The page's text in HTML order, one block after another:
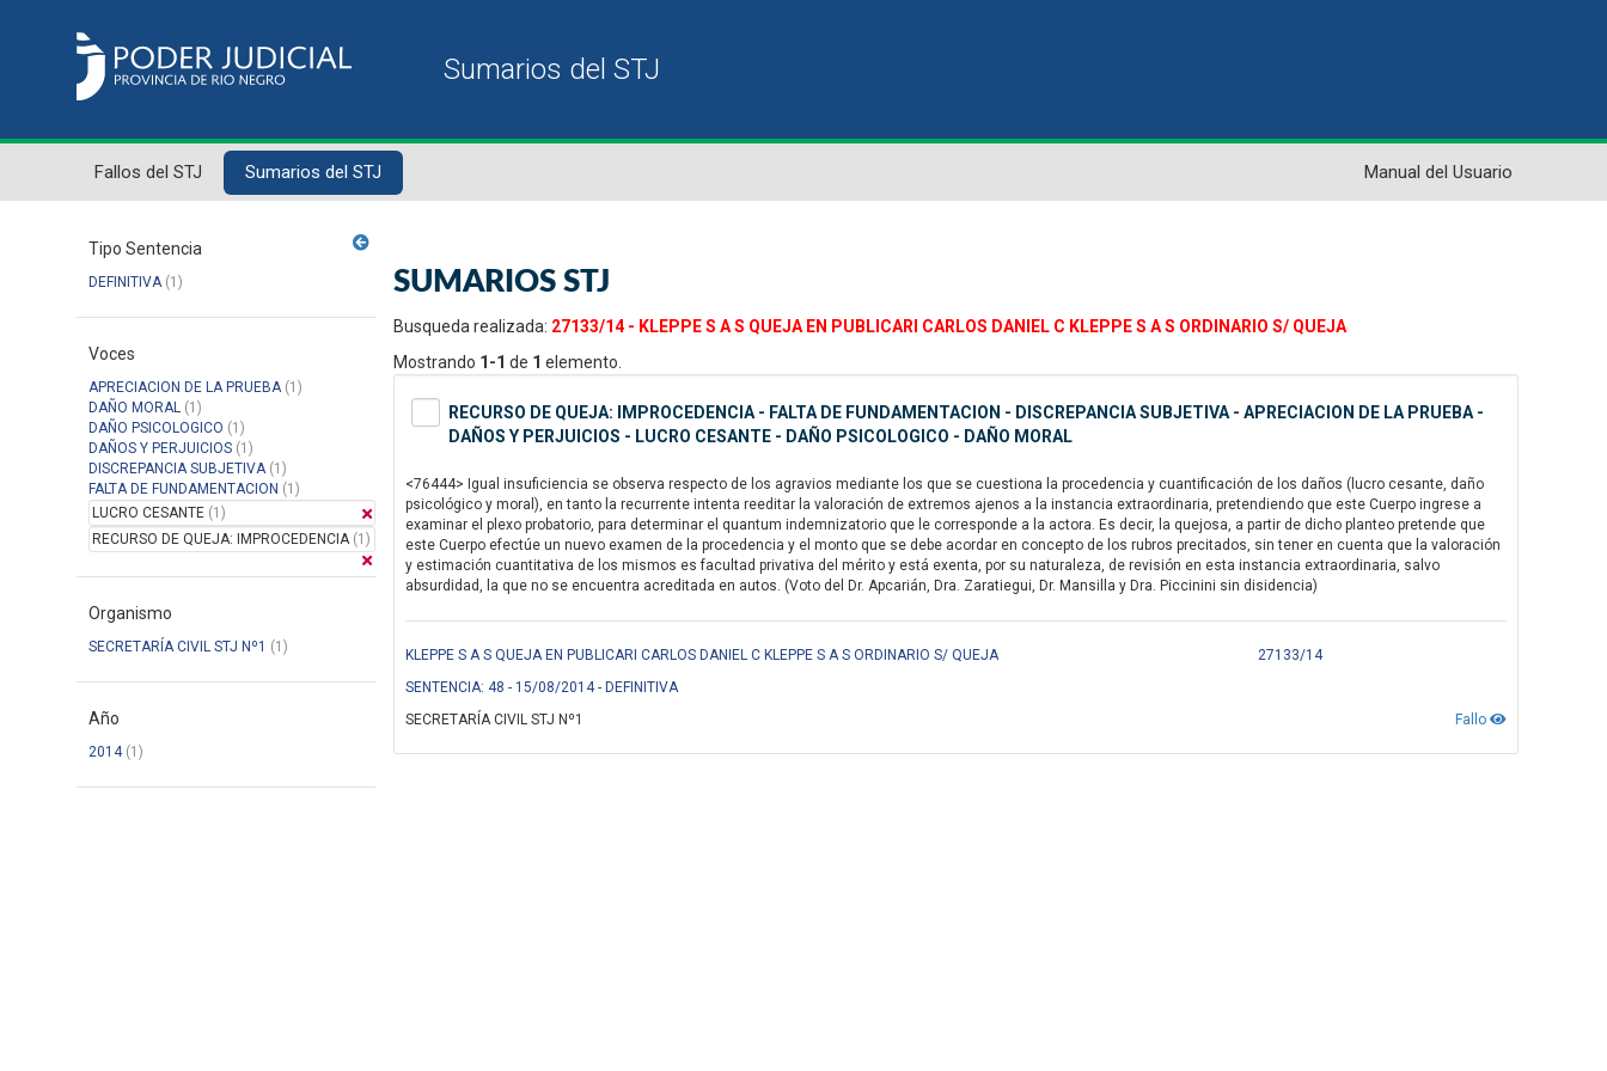
Fallos del STJ Sumarios del STJ Manual del Usuario
Tipo Sentencia
DEFINITIVA(1)
Voces
APRECIACION DE LA PRUEBA(1)
DAÑO MORAL (1)
DAÑO PSICOLOGICO (1)
DAÑOS Y PERJUICIOS (1)
DISCREPANCIA SUBJETIVA(1)
FALTA DE FUNDAMENTACION (1)
LUCRO CESANTE (1)
RECURSO DE QUEJA: IMPROCEDENCIA(1)
Organismo
SECRETARÍA CIVIL STJ Nº1 (1)
Año
2014(1)
SUMARIOS STJ
Busqueda realizada: 27133/14 - KLEPPE S A S QUEJA EN PUBLICARI CARLOS DANIEL C KLEPPE S A S ORDINARIO S/ QUEJA
Mostrando 1-1 de 1 elemento.
RECURSO DE QUEJA: IMPROCEDENCIA - FALTA DE FUNDAMENTACION - DISCREPANCIA SUBJETIVA - APRECIACION DE LA PRUEBA -
DAÑOS Y PERJUICIOS - LUCRO CESANTE - DAÑO PSICOLOGICO - DAÑO MORAL
<76444> Igual insuficiencia se observa respecto de los agravios mediante los que se cuestiona la procedencia y cuantificación de los daños (lucro cesante, daño
psicológico y moral), en tanto la recurrente intenta reeditar la valoración de extremos ajenos a la instancia extraordinaria, pretendiendo que este Cuerpo ingrese a
examinar el plexo probatorio, para determinar el quantum indemnizatorio que le corresponde a la actora. Es decir, la quejosa, a partir de dicho planteo pretende que
este Cuerpo efectúe un nuevo examen de la procedencia y el monto que se debe acordar en concepto de los rubros precitados, sin tener en cuenta que la valoración
y estimación cuantitativa de los mismos es facultad privativa del mérito y está exenta, por su naturaleza, de revisión en esta instancia extraordinaria, salvo
absurdidad, la que no se encuentra acreditada en autos. (Voto del Dr. Apcarián, Dra. Zaratiegui, Dr. Mansilla y Dra. Piccinini sin disidencia)
KLEPPE S A S QUEJA EN PUBLICARI CARLOS DANIEL C KLEPPE S A S ORDINARIO S/ QUEJA
27133/14
SENTENCIA: 48 - 15/08/2014 - DEFINITIVA
Fallo
SECRETARÍA CIVIL STJ Nº1